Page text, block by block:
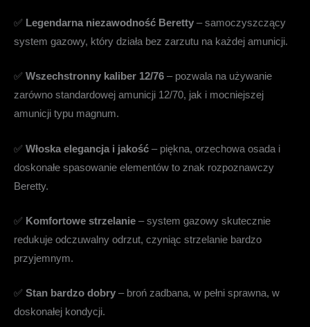
✅ Legendarna niezawodność Beretty – samoczyszczący
system gazowy, który działa bez zarzutu na każdej amunicji.
✅ Wszechstronny kaliber 12/76 – pozwala na używanie
zarówno standardowej amunicji 12/70, jak i mocniejszej
amunicji typu magnum.
✅ Włoska elegancja i jakość – piękna, orzechowa osada i
doskonałe spasowanie elementów to znak rozpoznawczy
Beretty.
✅ Komfortowe strzelanie – system gazowy skutecznie
redukuje odczuwalny odrzut, czyniąc strzelanie bardzo
przyjemnym.
✅ Stan bardzo dobry – broń zadbana, w pełni sprawna, w
doskonałej kondycji.